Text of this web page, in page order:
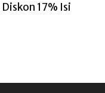
17% Isi